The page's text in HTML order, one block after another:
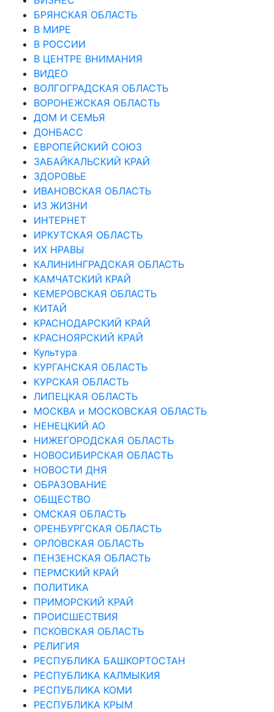
БРЯНСКАЯ ОБЛАСТЬ
В МИРЕ
В РОССИИ
В ЦЕНТРЕ ВНИМАНИЯ
ВИДЕО
ВОЛГОГРАДСКАЯ ОБЛАСТЬ
ВОРОНЕЖСКАЯ ОБЛАСТЬ
ДОМ И СЕМЬЯ
ДОНБАСС
ЕВРОПЕЙСКИЙ СОЮЗ
ЗАБАЙКАЛЬСКИЙ КРАЙ
ЗДОРОВЬЕ
ИВАНОВСКАЯ ОБЛАСТЬ
ИЗ ЖИЗНИ
ИНТЕРНЕТ
ИРКУТСКАЯ ОБЛАСТЬ
ИХ НРАВЫ
КАЛИНИНГРАДCКАЯ ОБЛАСТЬ
КАМЧАТСКИЙ КРАЙ
КЕМЕРОВСКАЯ ОБЛАСТЬ
КИТАЙ
КРАСНОДАРСКИЙ КРАЙ
КРАСНОЯРСКИЙ КРАЙ
Культура
КУРГАНСКАЯ ОБЛАСТЬ
КУРСКАЯ ОБЛАСТЬ
ЛИПЕЦКАЯ ОБЛАСТЬ
МОСКВА и МОСКОВСКАЯ ОБЛАСТЬ
НЕНЕЦКИЙ АО
НИЖЕГОРОДСКАЯ ОБЛАСТЬ
НОВОСИБИРСКАЯ ОБЛАСТЬ
НОВОСТИ ДНЯ
ОБРАЗОВАНИЕ
ОБЩЕСТВО
ОМСКАЯ ОБЛАСТЬ
ОРЕНБУРГСКАЯ ОБЛАСТЬ
ОРЛОВСКАЯ ОБЛАСТЬ
ПЕНЗЕНСКАЯ ОБЛАСТЬ
ПЕРМСКИЙ КРАЙ
ПОЛИТИКА
ПРИМОРСКИЙ КРАЙ
ПРОИСШЕСТВИЯ
ПСКОВСКАЯ ОБЛАСТЬ
РЕЛИГИЯ
РЕСПУБЛИКА БАШКОРТОСТАН
РЕСПУБЛИКА КАЛМЫКИЯ
РЕСПУБЛИКА КОМИ
РЕСПУБЛИКА КРЫМ